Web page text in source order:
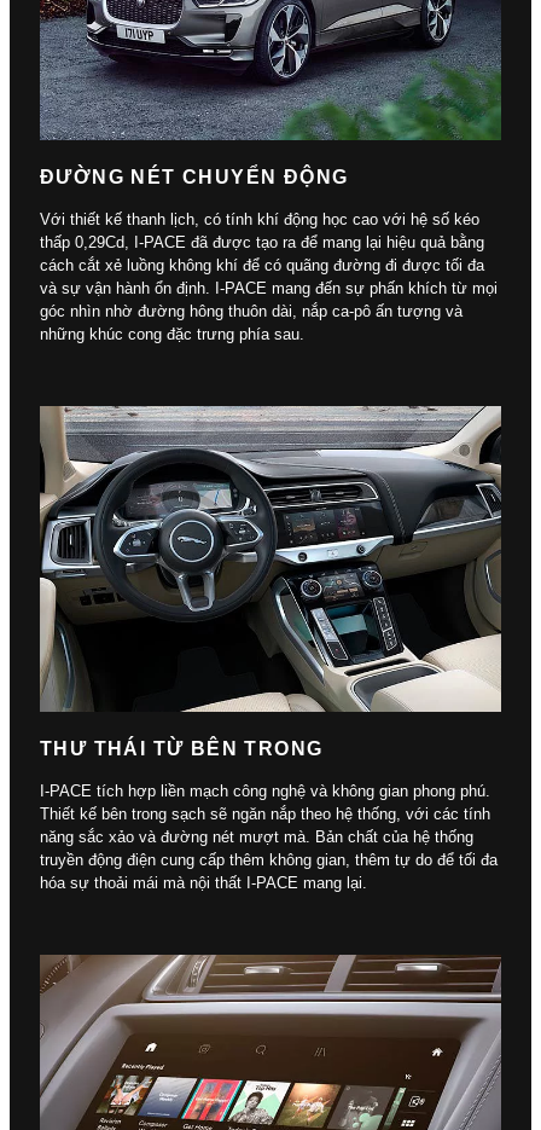
ĐƯỜNG NÉT CHUYỂN ĐỘNG
Với thiết kế thanh lịch, có tính khí động học cao với hệ số kéo
thấp 0,29Cd, I-PACE đã được tạo ra để mang lại hiệu quả bằng
cách cắt xẻ luồng không khí để có quãng đường đi được tối đa
và sự vận hành ổn định. I-PACE mang đến sự phấn khích từ mọi
góc nhìn nhờ đường hông thuôn dài, nắp ca-pô ấn tượng và
những khúc cong đặc trưng phía sau.
THƯ THÁI TỪ BÊN TRONG
I-PACE tích hợp liền mạch công nghệ và không gian phong phú.
Thiết kế bên trong sạch sẽ ngăn nắp theo hệ thống, với các tính
năng sắc xảo và đường nét mượt mà. Bản chất của hệ thống
truyền động điện cung cấp thêm không gian, thêm tự do để tối đa
hóa sự thoải mái mà nội thất I-PACE mang lại.